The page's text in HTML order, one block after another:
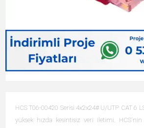
HCS T06-00420 Serisi 4x2x24# U/UTP CAT 6
yüksek hızda kesintisiz veri iletimi.